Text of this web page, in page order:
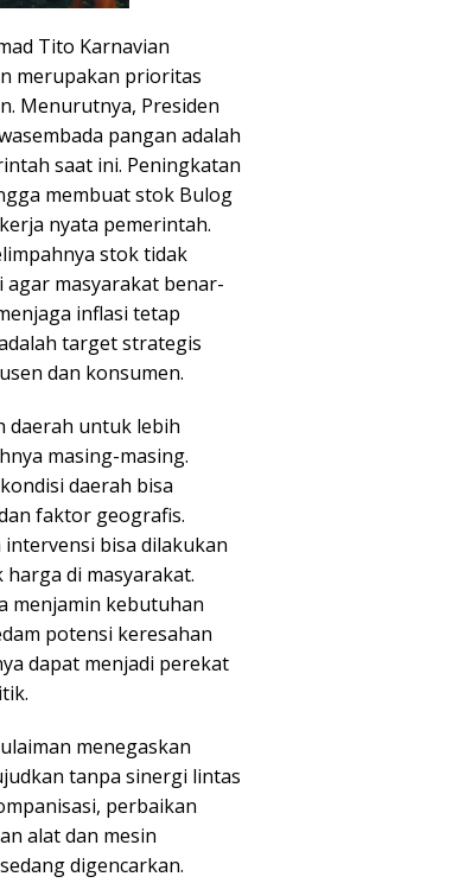
Tito Karnavian
merupakan prioritas
Menurutnya, Presiden
pangan adalah
saat ini. Peningkatan
membuat stok Bulog
nyata pemerintah.
stok tidak
masyarakat benar-
inflasi tetap
target strategis
dan konsumen.
daerah untuk lebih
masing-masing.
daerah bisa
faktor geografis.
bisa dilakukan
di masyarakat.
menjamin kebutuhan
potensi keresahan
dapat menjadi perekat
menegaskan
tanpa sinergi lintas
perbaikan
alat dan mesin
digencarkan.